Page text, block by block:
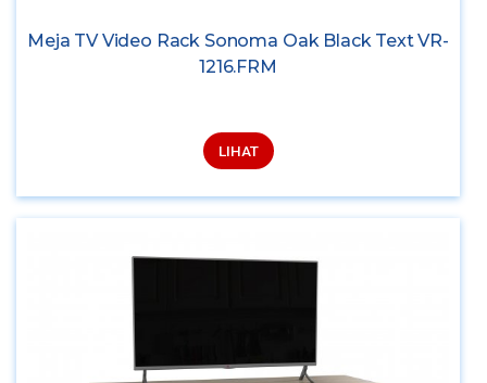
Meja TV Video Rack Sonoma Oak Black Text VR-
1216.FRM
LIHAT